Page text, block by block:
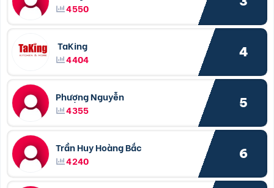
4550
TaKing
4404
4
Phượng Nguyễn
4355
5
Trần Huy Hoàng Bắc
4240
6